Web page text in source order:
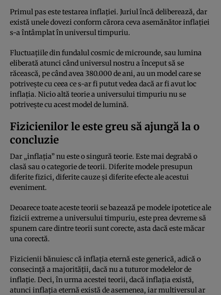
Primul pas este testarea inflației. Juriul încă deliberează, dar
există unele dovezi conform cărora ceva asemănător inflației
s-a întâmplat în universul timpuriu.
Fluctuațiile din fundalul cosmic de microunde, sau lumina
eliberată atunci când universul nostru a început să se
răcească, pe când avea 380.000 de ani, au un model care se
potrivește cu ceea ce s-ar fi putut vedea dacă ar fi avut loc
inflația. Nicio altă teorie a universului timpuriu nu se
potrivește cu acest model de lumină.
Fizicienilor le este greu să ajungă la o
concluzie
Dar „inflația” nu este o singură teorie. Este mai degrabă o
clasă sau o categorie de teorii. Diferite modele presupun
diferite fizici, diferite cauze și diferite efecte ale acestui
eveniment.
Deoarece toate aceste teorii se bazează pe modele ipotetice ale
fizicii extreme a universului timpuriu, este prea devreme să
spunem care dintre teorii sunt corecte, asta dacă este măcar
una corectă.
Fizicienii bănuiesc că inflația eternă este generică, adică o
consecință a majorității, dacă nu a tuturor modelelor de
inflație. Deci, în urma acestei teorii, dacă inflația există,
atunci inflația eternă există de asemenea, iar multiversul ar